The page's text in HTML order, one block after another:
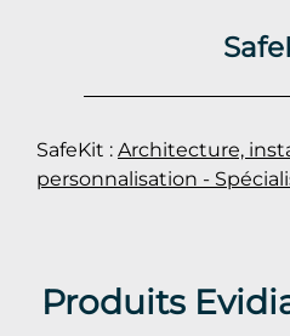
SafeKit : Architecture,
personnalisation -
Produits